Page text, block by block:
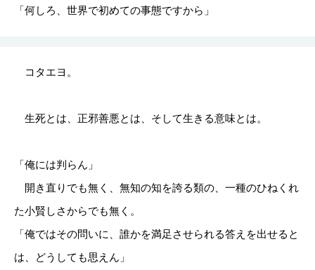
「何しろ、世界で初めての事態ですから」
コタエヨ。
生死とは、正邪善悪とは、そして生きる意味とは。
「俺には判らん」
開き直りでも無く、無知の知を誇る類の、一種のひねくれ
た小賢しさからでも無く。
「俺ではその問いに、誰かを満足させられる答えを出せると
は、どうしても思えん」